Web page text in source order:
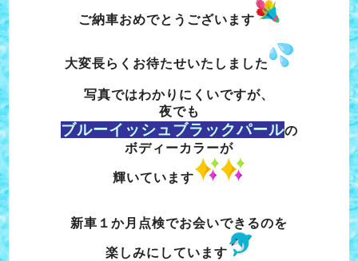
ご納車おめでとうございます
大変長らくお待たせいたしました
写真ではわかりにくいですが、
夜でも
ブルーイッシュブラックパールの
ボディーカラーが
輝いています
新車１か月点検でお会いできるのを
楽しみにしています